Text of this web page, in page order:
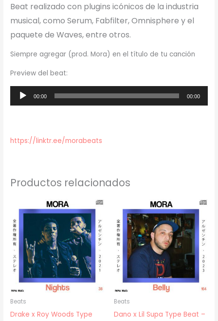
Beat realizado con plugins icónicos de la industria
musical, como Serum, Fabfilter, Omnisphere y el
paquete de Waves, entre otros.
Siempre agregar (prod. Mora) en el título de tu canción
Preview del beat:
Reproductor
de
00:00 00:00
https://linktr.ee/morabeats
Productos relacionados
Beats
Drake x Roy Woods Type
Beats
Dano x Lil Supa Type Beat –